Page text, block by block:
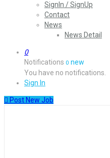
SignIn / SignUp
Contact
News
News Detail
0
Notifications 0 new
You have no notifications.
Sign In
Post New Job